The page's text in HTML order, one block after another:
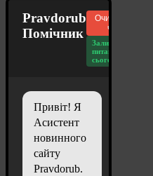
Pravdorub
Помічник
Очистити
чат
Залишилось
питань
сьогодні: 20
Привіт! Я
Асистент
новинного
сайту
Pravdorub.